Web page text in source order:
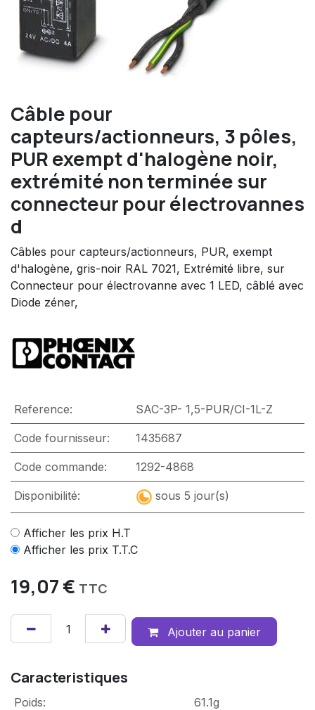
Câble pour
capteurs/actionneurs, 3 pôles,
PUR exempt d'halogène noir,
extrémité non terminée sur
connecteur pour électrovannes
d
Câbles pour capteurs/actionneurs, PUR, exempt
d'halogène, gris-noir RAL 7021, Extrémité libre, sur
Connecteur pour électrovanne avec 1 LED, câblé avec
Diode zéner,
Reference: SAC-3P- 1,5-PUR/CI-1L-Z
Code fournisseur: 1435687
Code commande: 1292-4868
Disponibilité: sous 5 jour(s)
Afficher les prix H.T
Afficher les prix T.T.C
19,07€ TTC
Ajouter au panier
Caracteristiques
Poids:
61.1g